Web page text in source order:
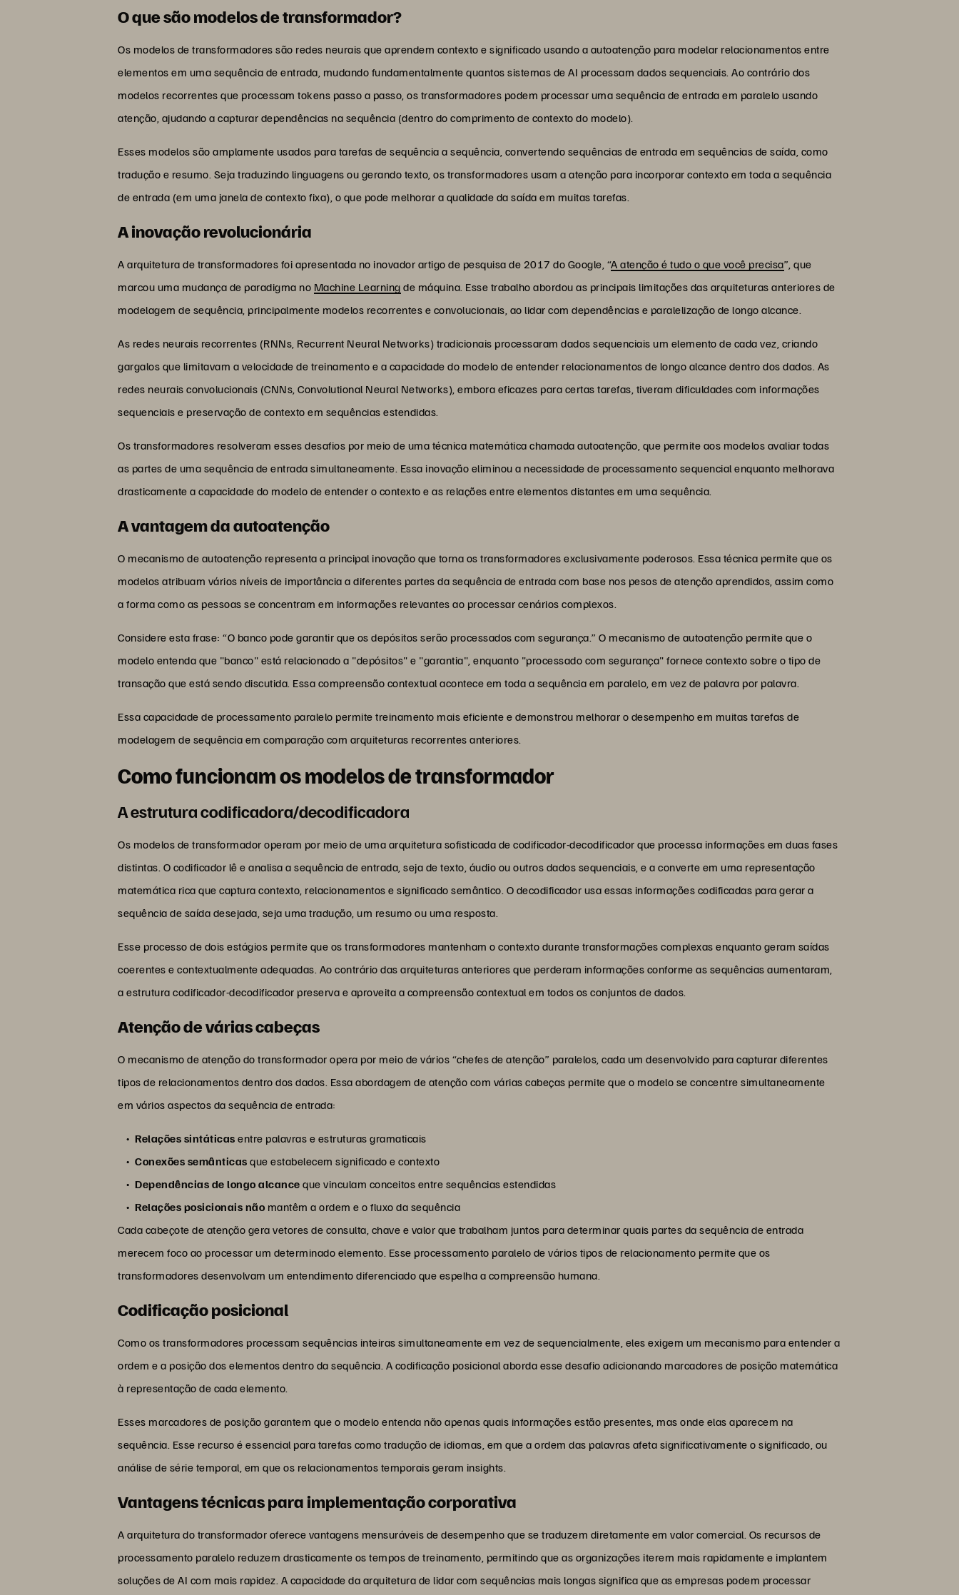
O que são modelos de transformador?
Os modelos de transformadores são redes neurais que aprendem contexto e significado usando a autoatenção para modelar relacionamentos entre
elementos em uma sequência de entrada, mudando fundamentalmente quantos sistemas de AI processam dados sequenciais. Ao contrário dos
modelos recorrentes que processam tokens passo a passo, os transformadores podem processar uma sequência de entrada em paralelo usando
atenção, ajudando a capturar dependências na sequência (dentro do comprimento de contexto do modelo).
Esses modelos são amplamente usados para tarefas de sequência a sequência, convertendo sequências de entrada em sequências de saída, como
tradução e resumo. Seja traduzindo linguagens ou gerando texto, os transformadores usam a atenção para incorporar contexto em toda a sequência
de entrada (em uma janela de contexto fixa), o que pode melhorar a qualidade da saída em muitas tarefas.
A inovação revolucionária
A arquitetura de transformadores foi apresentada no inovador artigo de pesquisa de 2017 do Google, “A atenção é tudo o que você precisa”, que
marcou uma mudança de paradigma no Machine Learning de máquina. Esse trabalho abordou as principais limitações das arquiteturas anteriores de
modelagem de sequência, principalmente modelos recorrentes e convolucionais, ao lidar com dependências e paralelização de longo alcance.
As redes neurais recorrentes (RNNs, Recurrent Neural Networks) tradicionais processaram dados sequenciais um elemento de cada vez, criando
gargalos que limitavam a velocidade de treinamento e a capacidade do modelo de entender relacionamentos de longo alcance dentro dos dados. As
redes neurais convolucionais (CNNs, Convolutional Neural Networks), embora eficazes para certas tarefas, tiveram dificuldades com informações
sequenciais e preservação de contexto em sequências estendidas.
Os transformadores resolveram esses desafios por meio de uma técnica matemática chamada autoatenção, que permite aos modelos avaliar todas
as partes de uma sequência de entrada simultaneamente. Essa inovação eliminou a necessidade de processamento sequencial enquanto melhorava
drasticamente a capacidade do modelo de entender o contexto e as relações entre elementos distantes em uma sequência.
A vantagem da autoatenção
O mecanismo de autoatenção representa a principal inovação que torna os transformadores exclusivamente poderosos. Essa técnica permite que os
modelos atribuam vários níveis de importância a diferentes partes da sequência de entrada com base nos pesos de atenção aprendidos, assim como
a forma como as pessoas se concentram em informações relevantes ao processar cenários complexos.
Considere esta frase: “O banco pode garantir que os depósitos serão processados com segurança.” O mecanismo de autoatenção permite que o
modelo entenda que "banco" está relacionado a "depósitos" e "garantia", enquanto "processado com segurança" fornece contexto sobre o tipo de
transação que está sendo discutida. Essa compreensão contextual acontece em toda a sequência em paralelo, em vez de palavra por palavra.
Essa capacidade de processamento paralelo permite treinamento mais eficiente e demonstrou melhorar o desempenho em muitas tarefas de
modelagem de sequência em comparação com arquiteturas recorrentes anteriores.
Como funcionam os modelos de transformador
A estrutura codificadora/decodificadora
Os modelos de transformador operam por meio de uma arquitetura sofisticada de codificador-decodificador que processa informações em duas fases
distintas. O codificador lê e analisa a sequência de entrada, seja de texto, áudio ou outros dados sequenciais, e a converte em uma representação
matemática rica que captura contexto, relacionamentos e significado semântico. O decodificador usa essas informações codificadas para gerar a
sequência de saída desejada, seja uma tradução, um resumo ou uma resposta.
Esse processo de dois estágios permite que os transformadores mantenham o contexto durante transformações complexas enquanto geram saídas
coerentes e contextualmente adequadas. Ao contrário das arquiteturas anteriores que perderam informações conforme as sequências aumentaram,
a estrutura codificador-decodificador preserva e aproveita a compreensão contextual em todos os conjuntos de dados.
Atenção de várias cabeças
O mecanismo de atenção do transformador opera por meio de vários “chefes de atenção” paralelos, cada um desenvolvido para capturar diferentes
tipos de relacionamentos dentro dos dados. Essa abordagem de atenção com várias cabeças permite que o modelo se concentre simultaneamente
em vários aspectos da sequência de entrada:
Relações sintáticas entre palavras e estruturas gramaticais
Conexões semânticasque estabelecem significado e contexto
Dependências de longo alcanceque vinculam conceitos entre sequências estendidas
Relações posicionais não mantêm a ordem e o fluxo da sequência
Cada cabeçote de atenção gera vetores de consulta, chave e valor que trabalham juntos para determinar quais partes da sequência de entrada
merecem foco ao processar um determinado elemento. Esse processamento paralelo de vários tipos de relacionamento permite que os
transformadores desenvolvam um entendimento diferenciado que espelha a compreensão humana.
Codificação posicional
Como os transformadores processam sequências inteiras simultaneamente em vez de sequencialmente, eles exigem um mecanismo para entender a
ordem e a posição dos elementos dentro da sequência. A codificação posicional aborda esse desafio adicionando marcadores de posição matemática
à representação de cada elemento.
Esses marcadores de posição garantem que o modelo entenda não apenas quais informações estão presentes, mas onde elas aparecem na
sequência. Esse recurso é essencial para tarefas como tradução de idiomas, em que a ordem das palavras afeta significativamente o significado, ou
análise de série temporal, em que os relacionamentos temporais geram insights.
Vantagens técnicas para implementação corporativa
A arquitetura do transformador oferece vantagens mensuráveis de desempenho que se traduzem diretamente em valor comercial. Os recursos de
processamento paralelo reduzem drasticamente os tempos de treinamento, permitindo que as organizações iterem mais rapidamente e implantem
soluções de AI com mais rapidez. A capacidade da arquitetura de lidar com sequências mais longas significa que as empresas podem processar